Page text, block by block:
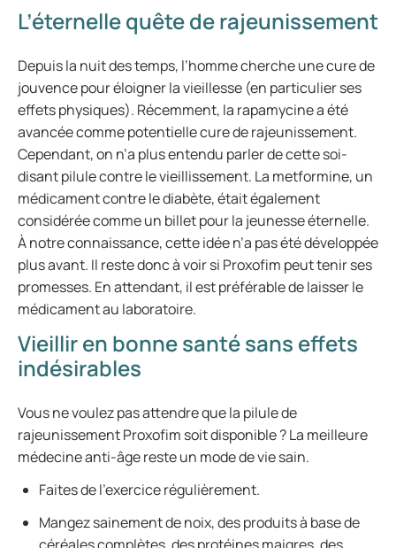
L’éternelle quête de rajeunissement
Depuis la nuit des temps, l’homme cherche une cure de
jouvence pour éloigner la vieillesse (en particulier ses
effets physiques). Récemment, la rapamycine a été
avancée comme potentielle cure de rajeunissement.
Cependant, on n’a plus entendu parler de cette soi-
disant pilule contre le vieillissement. La metformine, un
médicament contre le diabète, était également
considérée comme un billet pour la jeunesse éternelle.
À notre connaissance, cette idée n’a pas été développée
plus avant. Il reste donc à voir si Proxofim peut tenir ses
promesses. En attendant, il est préférable de laisser le
médicament au laboratoire.
Vieillir en bonne santé sans effets
indésirables
Vous ne voulez pas attendre que la pilule de
rajeunissement Proxofim soit disponible ? La meilleure
médecine anti-âge reste un mode de vie sain.
Faites de l’exercice régulièrement.
Mangez sainement de noix, des produits à base de